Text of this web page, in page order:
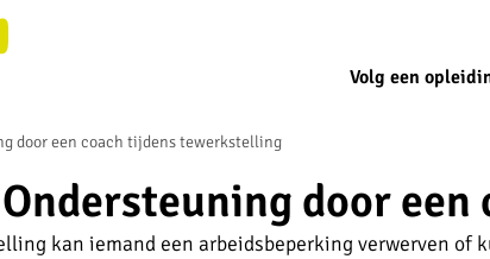
Volg een
door een coach tijdens tewerkstelling
Ondersteuning door
kan iemand een arbeidsbeperking verwerven of